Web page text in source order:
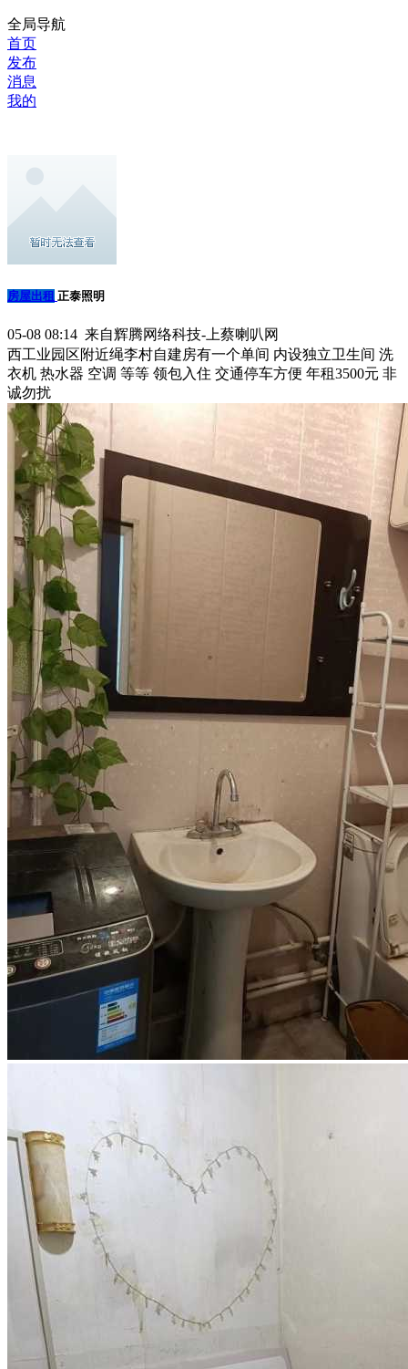
全局导航
首页
发布
消息
我的
房屋出租 正泰照明
05-08 08:14 来自辉腾网络科技-上蔡喇叭网
西工业园区附近绳李村自建房有一个单间 内设独立卫生间 洗
衣机 热水器 空调 等等 领包入住 交通停车方便 年租3500元 非
诚勿扰